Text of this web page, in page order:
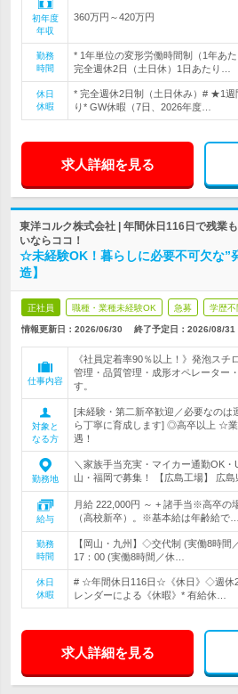
初年度
年収
360万円～420万円
勤務
時間
* 1年単位の変形労働時間制（1年あ
完全週休2日（土日休）1日あたり…
休日
休暇
* 完全週休2日制（土日休み）# ★1週
り* GW休暇（7日、2026年度…
求人詳細を見る
東洋コルク株式会社 | 年間休日116日で残業
いならココ！
☆未経験OK！暮らしに必要不可欠な”
造】
正社員 職種・業種未経験OK 急募 学歴不
情報更新日：2026/06/30 終了予定日： 2026/08/31
仕事内容
《社員定着率90％以上！》発泡スチ
管理・品質管理・成形オペレーター
す。
対象と
なる方
[未経験・第二新卒歓迎／必要なのは
ら丁寧に育成します] ◎高卒以上 ☆
遇！
勤務地
＼家族手当充実・マイカー通勤OK
山・福岡で募集！ 【広島工場】 広島
給与
月給 222,000円 ～ + 諸手当※高卒の
（高校新卒）。※基本給は年齢給で…
勤務
時間
【岡山・九州】◇交代制 (実働8時間
17：00 (実働8時間／休…
休日
休暇
# ☆年間休日116日☆《休日》◇週休
レンダーによる《休暇》* 有給休…
求人詳細を見る